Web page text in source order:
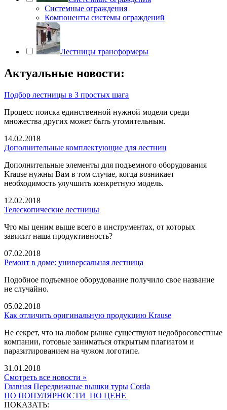
Системные ограждения
Компоненты системы ограждений
Лестницы трансформеры
Актуальные новости:
Подбор лестницы в 3 простых шага
Процесс поиска единственной нужной модели среди
множества других может быть утомительным.
14.02.2018
Дополнительные комплектующие для лестниц
Дополнительные элементы для подъемного оборудования
Krause нужны Вам в том случае, когда возникает
необходимость улучшить конкретную модель.
12.02.2018
Телескопические лестницы
Что мы ценим выше всего в инструментах, от которых
зависит наша продуктивность?
07.02.2018
Ремонт в доме: универсальная лестница
Подобное подъемное оборудование получило свое название
не случайно.
05.02.2018
Как отличить оригинальную продукцию Krause
Не секрет, что на любом рынке существуют недобросовестные
компании, готовые заниматься открытым плагиатом и
паразитированием на чужом логотипе.
31.01.2018
Смотреть все новости »
Главная Передвижные вышки туры Corda
ПО ПОПУЛЯРНОСТИ ПО ЦЕНЕ
ПОКАЗАТЬ: